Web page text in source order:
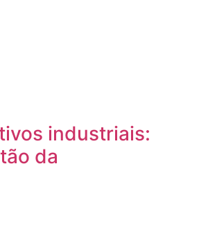
industriais:
da